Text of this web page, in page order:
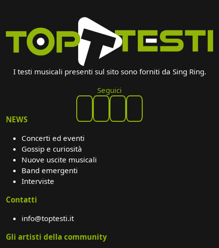
I testi musicali presenti sul sito sono forniti da Sing Ring.
Seguici
NEWS
Concerti ed eventi
Gossip e curiosità
Nuove uscite musicali
Band emergenti
Interviste
Contatti
info@toptesti.it
Gli artisti della community